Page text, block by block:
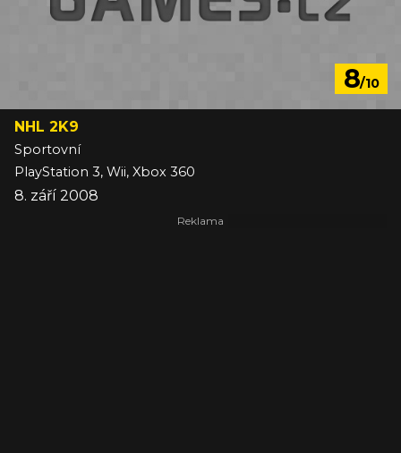
8/10
NHL 2K9
Sportovní
PlayStation 3, Wii, Xbox 360
8. září 2008